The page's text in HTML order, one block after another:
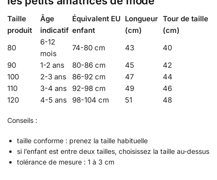
Taille
produit
Âge
indicatif
Équivalent EU
enfant
Longueur
(cm)
Tour de taille
(cm)
80
6-12
mois
74-80 cm 43
40
90
1-2 ans 80-86 cm 45
42
100
2-3 ans 86-92 cm 47
44
110
3-4 ans 92-98 cm 49
46
120
4-5 ans 98-104 cm 51 48
Conseils :
taille conforme : prenez la taille habituelle
si l’enfant est entre deux tailles, choisissez la taille au-dessus
tolérance de mesure : 1 à 3 cm